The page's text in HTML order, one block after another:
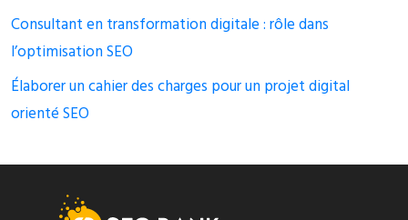
Consultant en transformation digitale : rôle dans
l’optimisation SEO
Élaborer un cahier des charges pour un projet digital
orienté SEO